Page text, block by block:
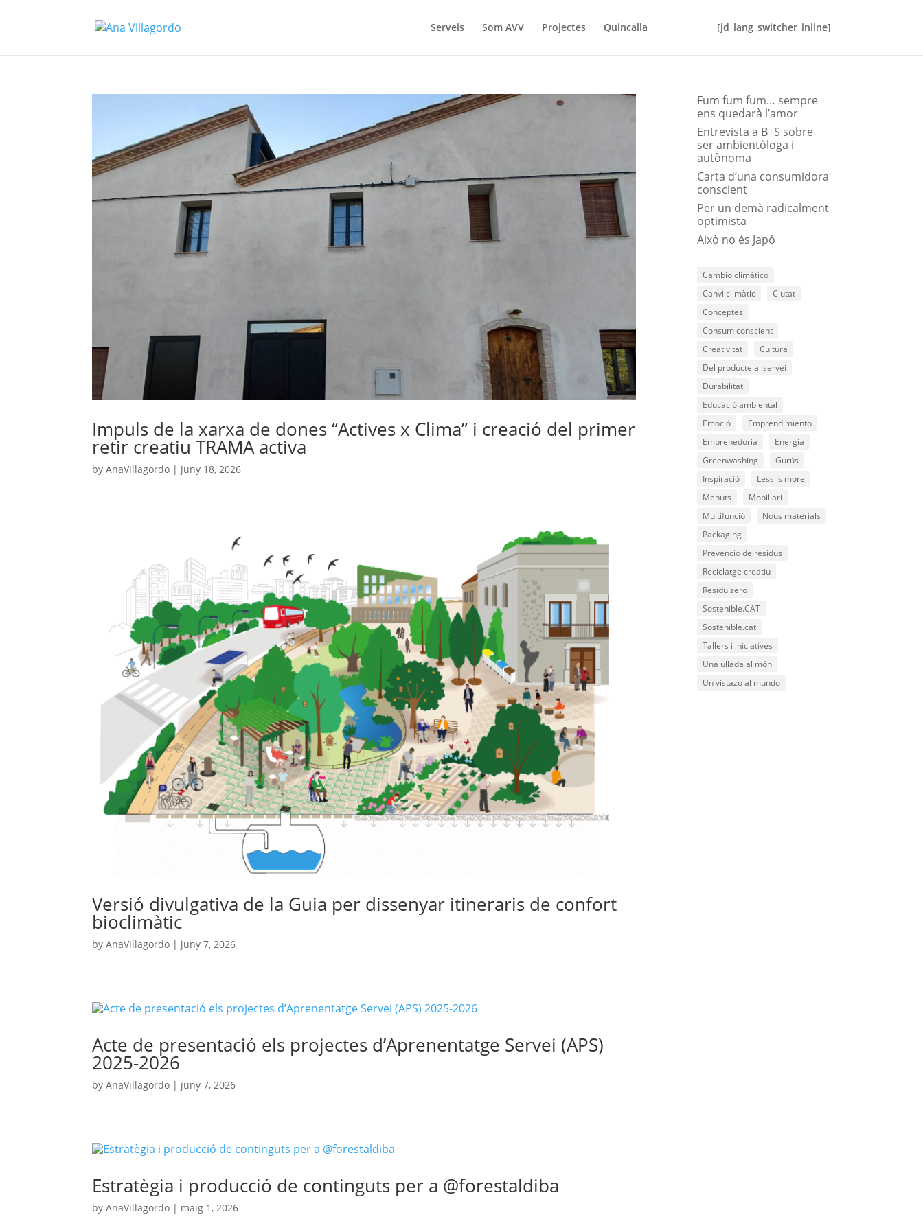
Serveis Som AVV Projectes Quincalla [jd_lang_switcher_inline]
Impuls de la xarxa de dones “Actives x Clima” i creació del primer
retir creatiu TRAMA activa
byAnaVillagordo | juny 18, 2026
Versió divulgativa de la Guia per dissenyar itineraris de confort
bioclimàtic
byAnaVillagordo | juny 7, 2026
Acte de presentació els projectes d’Aprenentatge Servei (APS)
2025-2026
byAnaVillagordo | juny 7, 2026
Estratègia i producció de continguts per a @forestaldiba
byAnaVillagordo | maig 1, 2026
Fum fum fum… sempre
ens quedarà l’amor
Entrevista a B+S sobre
ser ambientòloga i
autònoma
Carta d’una consumidora
conscient
Per un demà radicalment
optimista
Això no és Japó
Cambio climático
Canvi climàtic
Ciutat
Conceptes
Consum conscient
Creativitat
Cultura
Del producte al servei
Durabilitat
Educació ambiental
Emoció
Emprendimiento
Emprenedoria
Energia
Greenwashing
Gurús
Inspiració
Less is more
Menuts
Mobiliari
Multifunció
Nous materials
Packaging
Prevenció de residus
Reciclatge creatiu
Residu zero
Sostenible.CAT
Sostenible.cat
Tallers i iniciatives
Una ullada al món
Un vistazo al mundo